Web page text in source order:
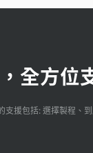
全方位
支援包括: 選擇製程、